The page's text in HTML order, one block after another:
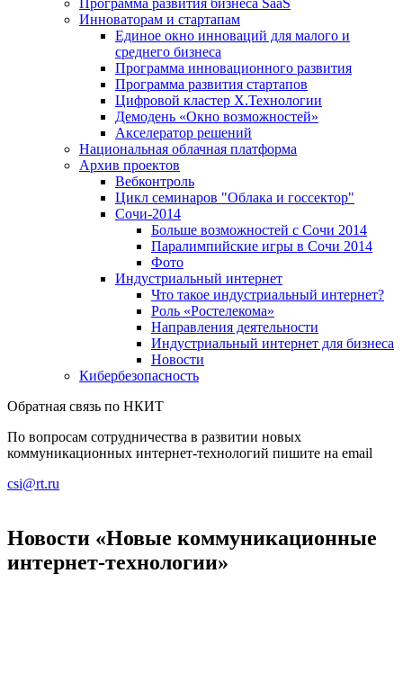
Инноваторам и стартапам
Единое окно инноваций для малого и
среднего бизнеса
Программа инновационного развития
Программа развития стартапов
Цифровой кластер X.Технологии
Демодень «Окно возможностей»
Акселератор решений
Национальная облачная платформа
Архив проектов
Вебконтроль
Цикл семинаров "Облака и госсектор"
Сочи-2014
Больше возможностей с Сочи 2014
Паралимпийские игры в Сочи 2014
Фото
Индустриальный интернет
Что такое индустриальный интернет?
Роль «Ростелекома»
Направления деятельности
Индустриальный интернет для бизнеса
Новости
Кибербезопасность
Обратная связь по НКИТ
По вопросам сотрудничества в развитии новых
коммуникационных интернет-технологий пишите на email
csi@rt.ru
Новости «Новые коммуникационные
интернет-технологии»